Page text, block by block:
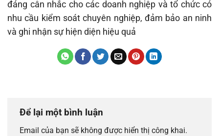
đáng cân nhắc cho các doanh nghiệp và tổ chức có
nhu cầu kiểm soát chuyên nghiệp, đảm bảo an ninh
và ghi nhận sự hiện diện hiệu quả
Để lại một bình luận
Email của bạn sẽ không được hiển thị công khai.